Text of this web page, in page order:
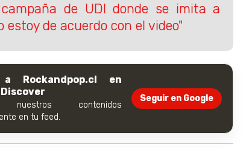
campaña de UDI donde se imita a
estoy de acuerdo con el video"
Rockandpop.cl en
nuestros contenidos
en tu feed.
Seguir en Google